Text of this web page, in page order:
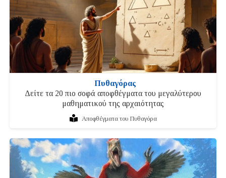
Πυθαγόρας
Δείτε τα 20 πιο σοφά αποφθέγματα του μεγαλύτερου
μαθηματικού της αρχαιότητας
Αποφθέγματα του Πυθαγόρα